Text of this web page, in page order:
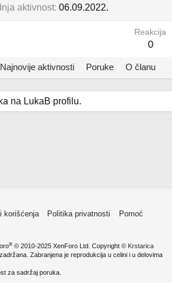
aktivnost 06.09.2022.
Reakcija
0
Najnovije aktivnosti Poruke O članu
na LukaB profilu.
korišćenja Politika privatnosti
Pomoć
® © 2010-2025 XenForo Ltd. Copyright © Krstarica
Zabranjena je reprodukcija u celini i u delovima
za sadržaj poruka.